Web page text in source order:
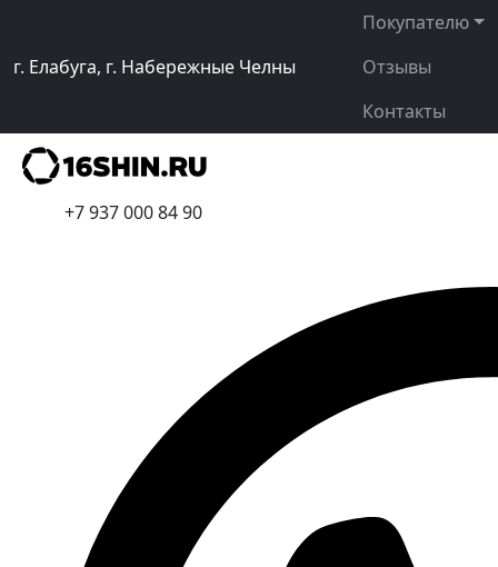
г. Елабуга, г. Набережные Челны
Покупателю
Отзывы
Контакты
+7 937 000 84 90